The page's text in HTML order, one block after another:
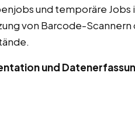
und temporäre Jobs
von Barcode-
und